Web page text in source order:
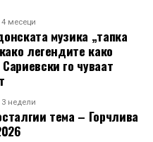
4 месеци
музика „тапка
легендите како
го чуваат
3 недели
тема – Горчлива